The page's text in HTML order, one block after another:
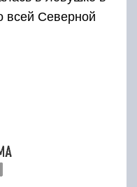
всей Северной